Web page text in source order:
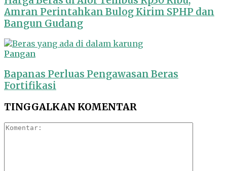
Amran Perintahkan Bulog Kirim SPHP dan
Bangun Gudang
Pangan
Bapanas Perluas Pengawasan Beras
Fortifikasi
TINGGALKAN KOMENTAR